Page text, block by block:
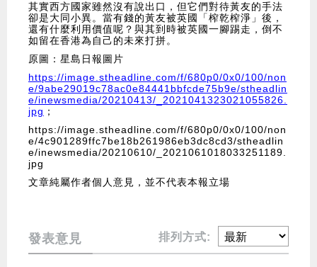
其實西方國家雖然沒有說出口，但它們對待黃友的手法
卻是大同小異。當有錢的黃友被英國「榨乾榨淨」後，
還有什麼利用價值呢？與其到時被英國一腳踢走，倒不
如留在香港為自己的未來打拼。
原圖：星島日報圖片
https://image.stheadline.com/f/680p0/0x0/100/non
e/9abe29019c78ac0e84441bbfcde75b9e/stheadlin
e/inewsmedia/20210413/_2021041323021055826.
jpg ；
https://image.stheadline.com/f/680p0/0x0/100/non
e/4c901289ffc7be18b261986eb3dc8cd3/stheadlin
e/inewsmedia/20210610/_2021061018033251189.
jpg
文章純屬作者個人意見，並不代表本報立場
發表意見 排列方式: